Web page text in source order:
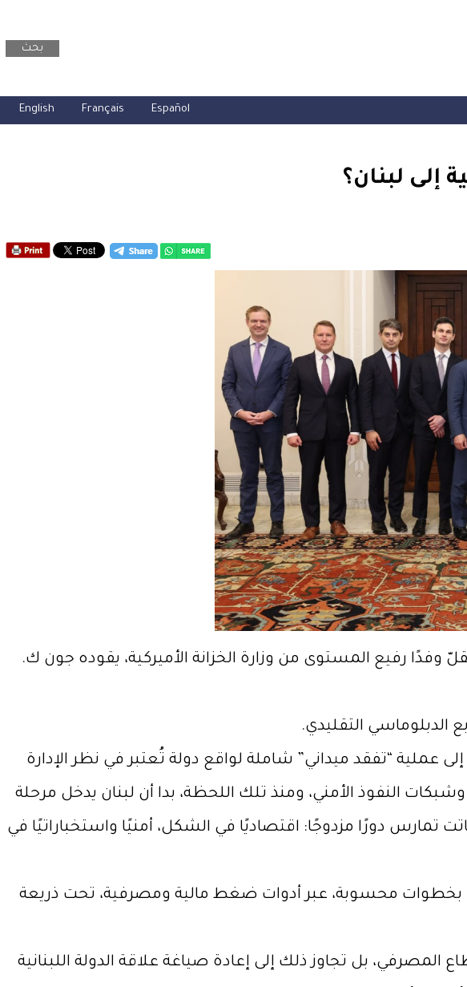
بحث
English Français Español
إلى لبنان؟
الدولي تقلّ وفدًا رفيع المستوى من وزارة الخزانة الأميركية، يقوده جون ك.
الدبلوماسي التقليدي.
“تفقد ميداني” شاملة لواقع دولة تُعتبر في نظر الإدارة
النفوذ الأمني، ومنذ تلك اللحظة، بدا أن لبنان يدخل مرحلة
تمارس دورًا مزدوجًا: اقتصاديًا في الشكل، أمنيًا واستخباراتيًا في
بخطوات محسوبة، عبر أدوات ضغط مالية ومصرفية، تحت ذريعة
بل تجاوز ذلك إلى إعادة صياغة علاقة الدولة اللبنانية